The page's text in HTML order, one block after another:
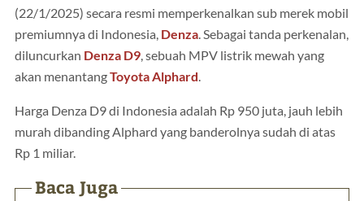
(22/1/2025) secara resmi memperkenalkan sub merek mobil
premiumnya di Indonesia, Denza. Sebagai tanda perkenalan,
diluncurkan Denza D9, sebuah MPV listrik mewah yang
akan menantangToyota Alphard.
Harga Denza D9 di Indonesia adalah Rp 950 juta, jauh lebih
murah dibanding Alphard yang banderolnya sudah di atas
Rp 1 miliar.
Baca Juga